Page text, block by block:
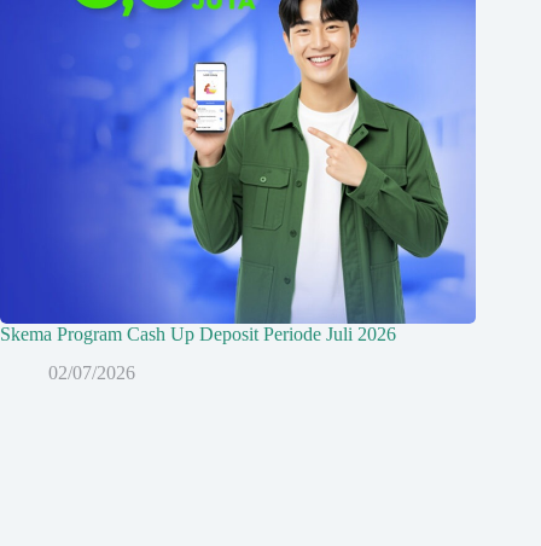
Skema Program Cash Up Deposit Periode Juli 2026
02/07/2026